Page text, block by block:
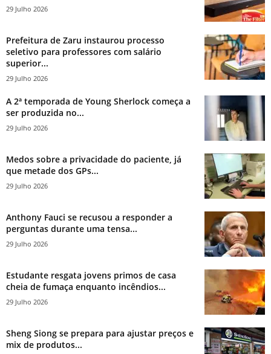
29 Julho 2026
Prefeitura de Zaru instaurou processo
seletivo para professores com salário
superior...
29 Julho 2026
A 2ª temporada de Young Sherlock começa a
ser produzida no...
29 Julho 2026
Medos sobre a privacidade do paciente, já
que metade dos GPs...
29 Julho 2026
Anthony Fauci se recusou a responder a
perguntas durante uma tensa...
29 Julho 2026
Estudante resgata jovens primos de casa
cheia de fumaça enquanto incêndios...
29 Julho 2026
Sheng Siong se prepara para ajustar preços e
mix de produtos...